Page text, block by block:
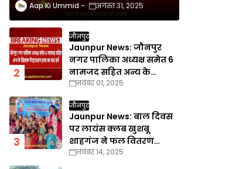
Aap Ki Ummid अगस्त 31, 2025
जौनपुर
Jaunpur News: जौनपुर
नगर पालिका अध्यक्ष समेत 6
नामजद सहित अन्य के
खिलाफ गैरइरादतन हत्या का
नवंबर 01, 2025
जौनपुर
Jaunpur News: बाल दिवस
पर लायंस क्लब खुशबू
शाहगंज ने फल वितरण
कार्यक्रम का किया आयोजन
नवंबर 14, 2025